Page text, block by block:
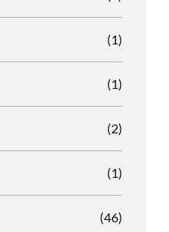
(1)
(1)
(2)
(1)
(46)